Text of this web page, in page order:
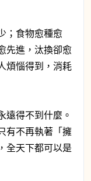
；食物愈種愈
先進，汰換卻愈
煩惱得到，消耗
遠得不到什麼。
有不再執著「擁
全天下都可以是